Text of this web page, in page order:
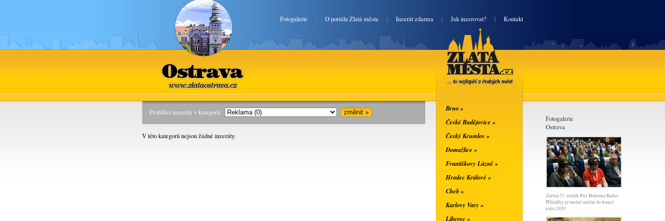
Fotogalerie | O portálu Zlatá města | Inzerát zdarma | Jak inzerovat? | Kontakt
Ostrava
www.zlataostrava.cz
Prohlížet inzeráty v kategorii:
V této kategorii nejsou žádné inzeráty.
Fotogalerie
Ostrava
Začíná 37. ročník Prix Bohemia Radio.
Přihlášky je možné zasílat do konce
roku 2020
Zlatá města
... to nejlepší z
českých měst
Brno »
České Budějovice »
Český Krumlov »
Domažlice »
Františkovy Lázně »
Hradec Králové »
Cheb »
Karlovy Vary »
Liberec »